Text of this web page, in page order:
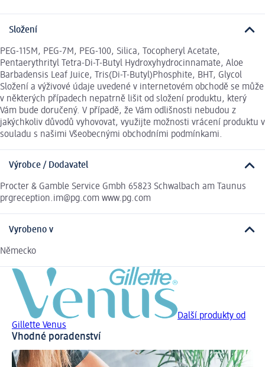
Složení
PEG-115M, PEG-7M, PEG-100, Silica, Tocopheryl Acetate,
Pentaerythrityl Tetra-Di-T-Butyl Hydroxyhydrocinnamate, Aloe
Barbadensis Leaf Juice, Tris(Di-T-Butyl)Phosphite, BHT, Glycol
Složení a výživové údaje uvedené v internetovém obchodě se může
v některých případech nepatrně lišit od složení produktu, který
Vám bude doručený. V případě, že Vám odlišnosti nebudou z
jakýchkoliv důvodů vyhovovat, využijte možnosti vrácení produktu v
souladu s našimi Všeobecnými obchodními podmínkami.
Výrobce / Dodavatel
Procter & Gamble Service Gmbh 65823 Schwalbach am Taunus
prgreception.im@pg.com www.pg.com
Vyrobeno v
Německo
Další produkty od
Gillette Venus
Vhodné poradenství